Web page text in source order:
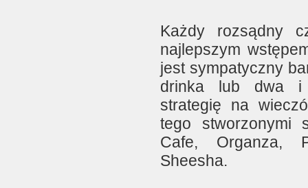
Każdy rozsądny
najlepszym
jest sympatyczny
drinka lub dwa i
strategię na
tego stworzonymi
Cafe, Organza,
Sheesha.